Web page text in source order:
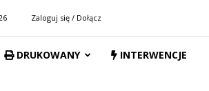
Zaloguj się / Dołącz
DRUKOWANY INTERWENCJE